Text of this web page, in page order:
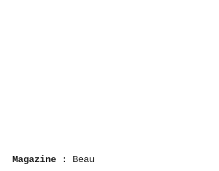
Magazine : Beau